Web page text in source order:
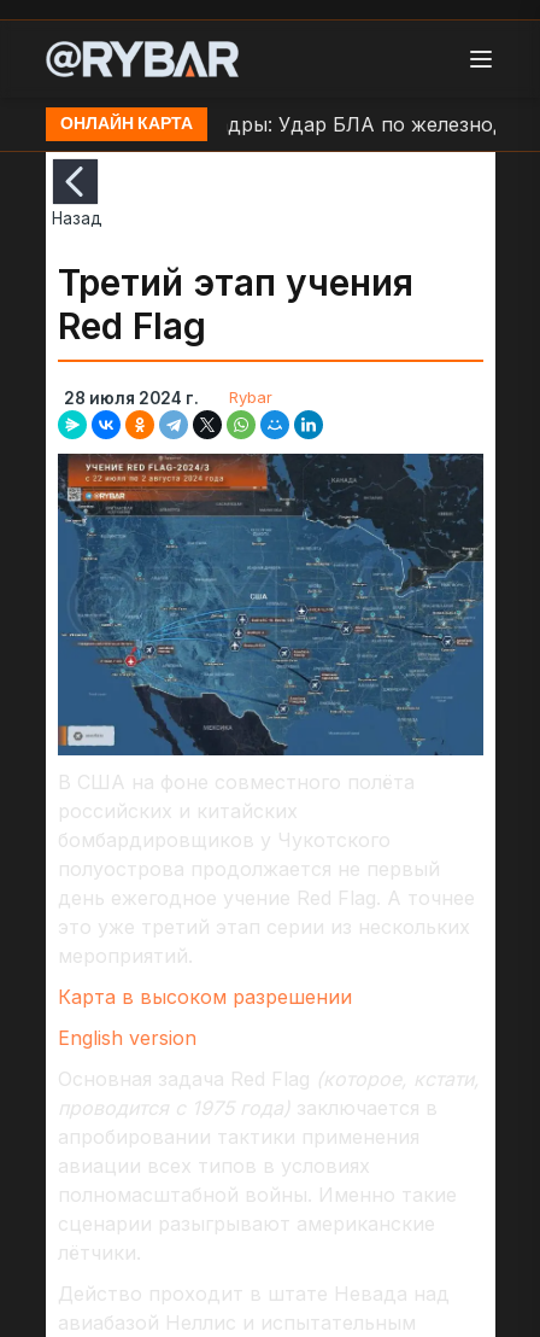
ОНЛАЙН КАРТА
н.п. Лозовая Кадры: Удар БЛА по
Назад
Третий этап учения
Red Flag
28 июля 2024 г. Rybar
В США на фоне совместного полёта
российских и китайских
бомбардировщиков у Чукотского
полуострова продолжается не первый
день ежегодное учение Red Flag. А точнее
это уже третий этап серии из нескольких
мероприятий.
Карта в высоком разрешении
English version
Основная задача Red Flag (которое, кстати,
проводится с 1975 года) заключается в
апробировании тактики применения
авиации всех типов в условиях
полномасштабной войны. Именно такие
сценарии разыгрывают американские
лётчики.
Действо проходит в штате Невада над
авиабазой Неллис и испытательным